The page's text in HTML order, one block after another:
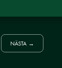
NÄSTA →